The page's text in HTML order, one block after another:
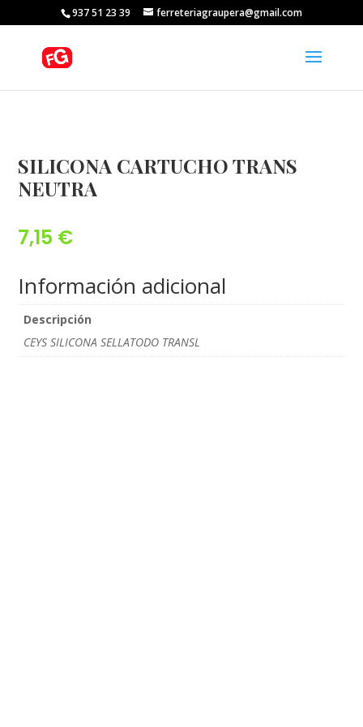
937 51 23 39 ferreteriagraupera@gmail.com
SILICONA CARTUCHO TRANS
NEUTRA
7,15 €
Información adicional
Descripción
CEYS SILICONA SELLATODO TRANSL